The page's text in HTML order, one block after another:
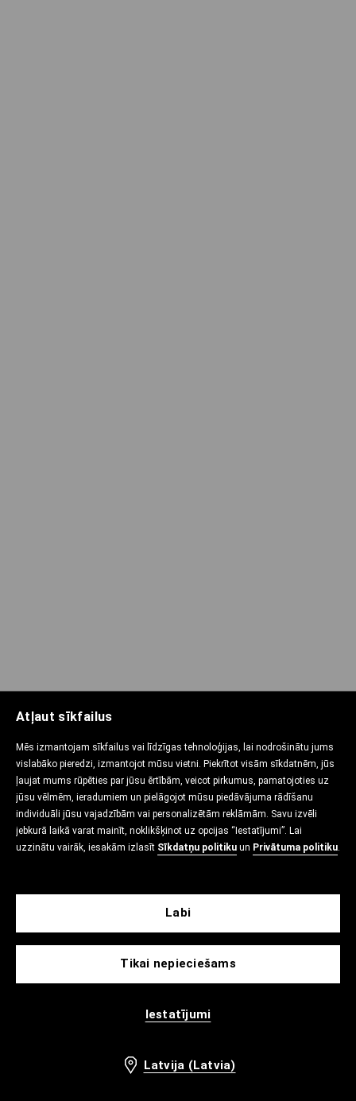
Atļaut sīkfailus
Mēs izmantojam sīkfailus vai līdzīgas tehnoloģijas, lai nodrošinātu jums
vislabāko pieredzi, izmantojot mūsu vietni. Piekrītot visām sīkdatnēm, jūs
ļaujat mums rūpēties par jūsu ērtībām, veicot pirkumus, pamatojoties uz
jūsu vēlmēm, ieradumiem un pielāgojot mūsu piedāvājuma rādīšanu
individuāli jūsu vajadzībām vai personalizētām reklāmām. Savu izvēli
jebkurā laikā varat mainīt, noklikšķinot uz opcijas “Iestatījumi”. Lai
uzzinātu vairāk, iesakām izlasīt Sīkdatņu politiku un Privātuma politiku.
Tikai nepieciešams
Iestatījumi
Labi
Latvija (Latvia)